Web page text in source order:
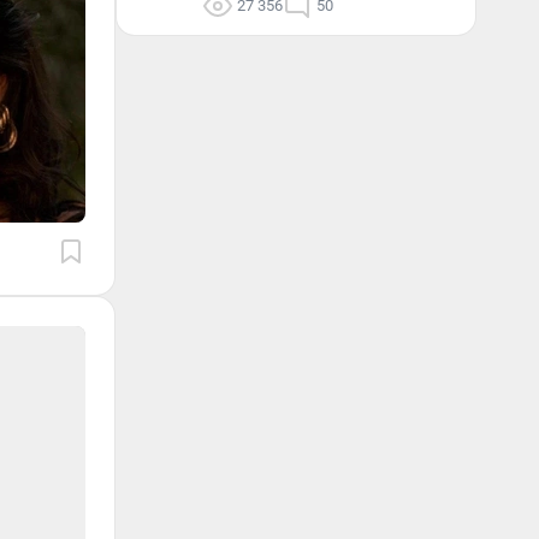
27 356 50